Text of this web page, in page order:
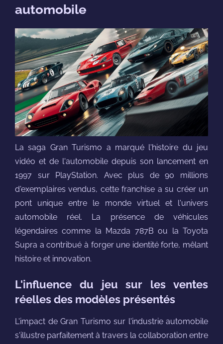
automobile
La saga Gran Turismo a marqué l'histoire du jeu
vidéo et de l'automobile depuis son lancement en
1997 sur PlayStation. Avec plus de 90 millions
d'exemplaires vendus, cette franchise a su créer un
pont unique entre le monde virtuel et l'univers
automobile réel. La présence de véhicules
légendaires comme la Mazda 787B ou la Toyota
Supra a contribué à forger une identité forte, mêlant
histoire et innovation.
L'influence du jeu sur les ventes
réelles des modèles présentés
L'impact de Gran Turismo sur l'industrie automobile
s'illustre parfaitement à travers la collaboration entre